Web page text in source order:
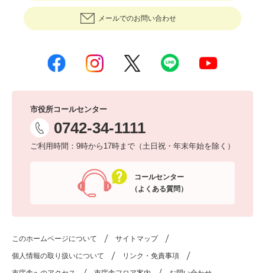
メールでのお問い合わせ
市役所コールセンター
0742-34-1111
ご利用時間：9時から17時まで（土日祝・年末年始を除く）
コールセンター
（よくある質問）
このホームページについて サイトマップ
個人情報の取り扱いについて リンク・免責事項